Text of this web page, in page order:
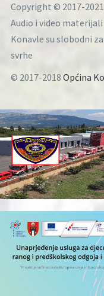
Copyright © 2017-
Audio i video
Konavle su slobodni
svrhe
© 2017-2018 Općina